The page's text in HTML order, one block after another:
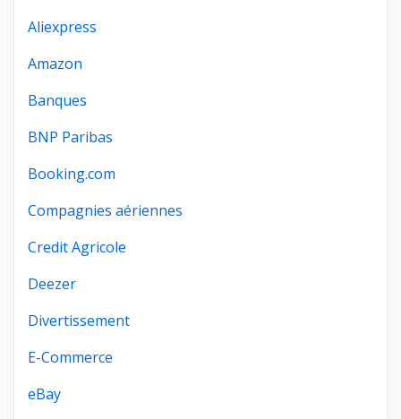
Aliexpress
Amazon
Banques
BNP Paribas
Booking.com
Compagnies aériennes
Credit Agricole
Deezer
Divertissement
E-Commerce
eBay